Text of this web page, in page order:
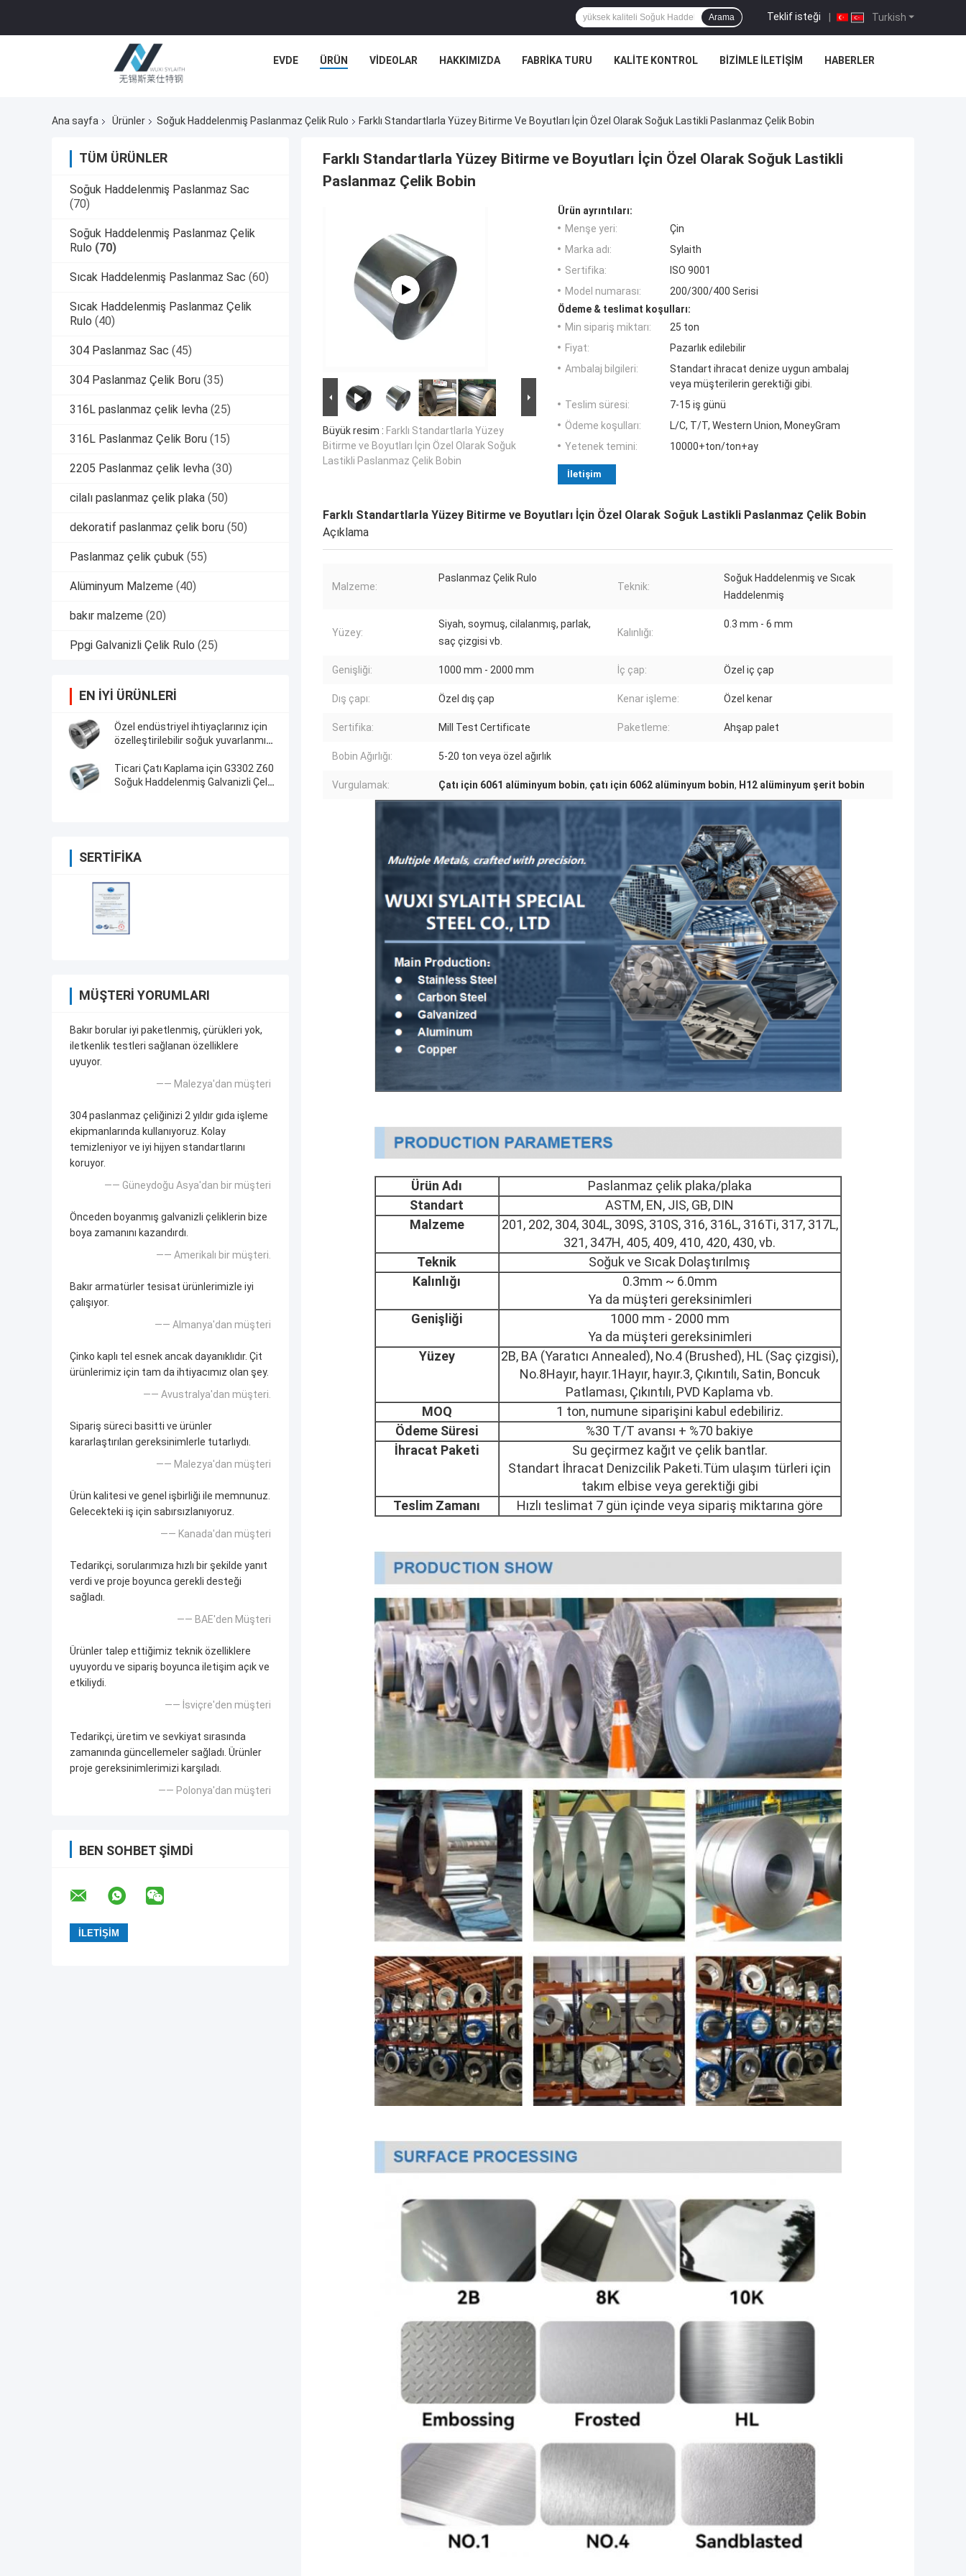
Turkish
Teklif isteği |
Arama
EVDE ÜRÜN VIDEOLAR HAKKIMIZDA FABRIKA TURU KALITE KONTROL BIZIMLE İLETIŞIM HABERLER
Ana sayfa Ürünler Soğuk Haddelenmiş Paslanmaz Çelik Rulo Farklı Standartlarla Yüzey Bitirme Ve Boyutları İçin Özel Olarak Soğuk Lastikli Paslanmaz Çelik Bobin
TÜM ÜRÜNLER
Soğuk Haddelenmiş Paslanmaz Sac
(70)
Soğuk Haddelenmiş Paslanmaz Çelik
Rulo (70)
Sıcak Haddelenmiş Paslanmaz Sac (60)
Sıcak Haddelenmiş Paslanmaz Çelik
Rulo (40)
304 Paslanmaz Sac (45)
304 Paslanmaz Çelik Boru (35)
316L paslanmaz çelik levha (25)
316L Paslanmaz Çelik Boru (15)
2205 Paslanmaz çelik levha (30)
cilalı paslanmaz çelik plaka (50)
dekoratif paslanmaz çelik boru (50)
Paslanmaz çelik çubuk (55)
Alüminyum Malzeme (40)
bakır malzeme (20)
Ppgi Galvanizli Çelik Rulo (25)
EN IYI ÜRÜNLERI
Özel endüstriyel ihtiyaçlarınız için
özelleştirilebilir soğuk yuvarlanmış
Ticari Çatı Kaplama için G3302 Z60
Soğuk Haddelenmiş Galvanizli Çelik
SERTIFIKA
MÜŞTERI YORUMLARI
Bakır borular iyi paketlenmiş, çürükleri yok,
iletkenlik testleri sağlanan özelliklere
uyuyor.
—— Malezya'dan müşteri
304 paslanmaz çeliğinizi 2 yıldır gıda işleme
ekipmanlarında kullanıyoruz. Kolay
temizleniyor ve iyi hijyen standartlarını
koruyor.
—— Güneydoğu Asya'dan bir müşteri
Önceden boyanmış galvanizli çeliklerin bize
boya zamanını kazandırdı.
—— Amerikalı bir müşteri.
Bakır armatürler tesisat ürünlerimizle iyi
çalışıyor.
—— Almanya'dan müşteri
Çinko kaplı tel esnek ancak dayanıklıdır. Çit
ürünlerimiz için tam da ihtiyacımız olan şey.
—— Avustralya'dan müşteri.
Sipariş süreci basitti ve ürünler
kararlaştırılan gereksinimlerle tutarlıydı.
—— Malezya'dan müşteri
Ürün kalitesi ve genel işbirliği ile memnunuz.
Gelecekteki iş için sabırsızlanıyoruz.
—— Kanada'dan müşteri
Tedarikçi, sorularımıza hızlı bir şekilde yanıt
verdi ve proje boyunca gerekli desteği
sağladı.
—— BAE'den Müşteri
Ürünler talep ettiğimiz teknik özelliklere
uyuyordu ve sipariş boyunca iletişim açık ve
etkiliydi.
—— İsviçre'den müşteri
Tedarikçi, üretim ve sevkiyat sırasında
zamanında güncellemeler sağladı. Ürünler
proje gereksinimlerimizi karşıladı.
—— Polonya'dan müşteri
BEN SOHBET ŞIMDI
Farklı Standartlarla Yüzey Bitirme ve Boyutları İçin Özel Olarak Soğuk Lastikli
Paslanmaz Çelik Bobin
Büyük resim : Farklı Standartlarla Yüzey
Bitirme ve Boyutları İçin Özel Olarak Soğuk
Lastikli Paslanmaz Çelik Bobin
Ürün ayrıntıları:
Menşe yeri:
Çin
Marka adı:
Sylaith
Sertifika:
ISO 9001
Model numarası:
200/300/400 Serisi
Ödeme & teslimat koşulları:
Min sipariş miktarı:
25 ton
Fiyat:
Pazarlık edilebilir
Ambalaj bilgileri:
Standart ihracat denize uygun ambalaj
veya müşterilerin gerektiği gibi.
Teslim süresi:
7-15 iş günü
Ödeme koşulları:
L/C, T/T, Western Union, MoneyGram
Yetenek temini:
10000+ton/ton+ay
İletişim
Farklı Standartlarla Yüzey Bitirme ve Boyutları İçin Özel Olarak Soğuk Lastikli Paslanmaz Çelik Bobin
Açıklama
Malzeme:
Paslanmaz Çelik Rulo
Teknik:
Soğuk Haddelenmiş ve Sıcak
Haddelenmiş
Yüzey:
Siyah, soymuş, cilalanmış, parlak,
saç çizgisi vb.
Kalınlığı:
0.3 mm - 6 mm
Genişliği: 1000 mm - 2000 mm İç çap: Özel iç çap
Dış çapı: Özel dış çap Kenar işleme: Özel kenar
Sertifika: Mill Test Certificate Paketleme: Ahşap palet
Bobin Ağırlığı: 5-20 ton veya özel ağırlık
Vurgulamak: Çatı için 6061 alüminyum bobin, çatı için 6062 alüminyum bobin, H12 alüminyum şerit bobin
Ürün Adı
Paslanmaz çelik plaka/plaka
Standart
ASTM, EN, JIS, GB, DIN
Malzeme
201, 202, 304, 304L, 309S, 310S, 316, 316L, 316Ti, 317, 317L,
321, 347H, 405, 409, 410, 420, 430, vb.
Teknik
Soğuk ve Sıcak Dolaştırılmış
Kalınlığı
0.3mm ~ 6.0mm
Ya da müşteri gereksinimleri
Genişliği
1000 mm - 2000 mm
Ya da müşteri gereksinimleri
Yüzey
2B, BA (Yaratıcı Annealed), No.4 (Brushed), HL (Saç çizgisi),
No.8Hayır, hayır.1Hayır, hayır.3, Çıkıntılı, Satin, Boncuk
Patlaması, Çıkıntılı, PVD Kaplama vb.
MOQ
1 ton, numune siparişini kabul edebiliriz.
Ödeme Süresi
%30 T/T avansı + %70 bakiye
İhracat Paketi
Su geçirmez kağıt ve çelik bantlar.
Standart İhracat Denizcilik Paketi.Tüm ulaşım türleri için
takım elbise veya gerektiği gibi
Teslim Zamanı
Hızlı teslimat 7 gün içinde veya sipariş miktarına göre